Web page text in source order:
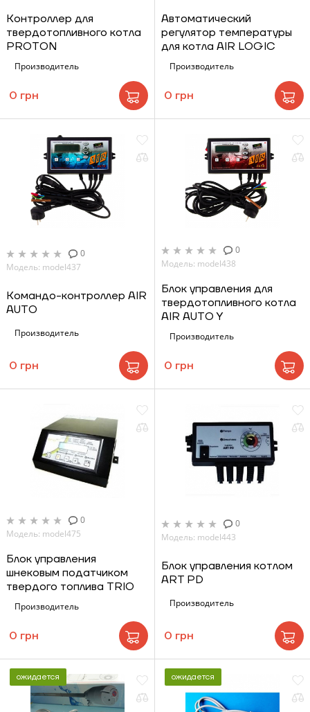
Контроллер для
твердотопливного котла
PROTON
Производитель
0 грн
Автоматический
регулятор температуры
для котла AIR LOGIC
Производитель
0 грн
0
Модель: model437
Командо-контроллер AIR
AUTO
Производитель
0 грн
0
Модель: model438
Блок управления для
твердотопливного котла
AIR AUTO Y
Производитель
0 грн
0
Модель: model475
Блок управления
шнековым податчиком
твердого топлива TRIO
Производитель
0 грн
0
Модель: model443
Блок управления котлом
ART PD
Производитель
0 грн
ожидается ожидается